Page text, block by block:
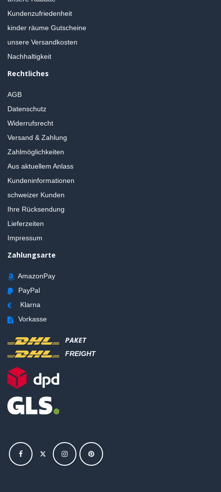
Kundenzufriedenheit
kinder räume Gutscheine
unsere Versandkosten
Nachhaltigkeit
Rechtliches
AGB
Datenschutz
Widerrufsrecht
Versand & Zahlung
Zahlmöglichkeiten
Aus aktuellem Anlass
Kundeninformationen
schweizer Kunden
Ihre Rücksendung
Lieferzeiten
Impressum
Zahlungsarte
AmazonPay
PayPal
Klarna
Vorkasse
PAKET
FREIGHT